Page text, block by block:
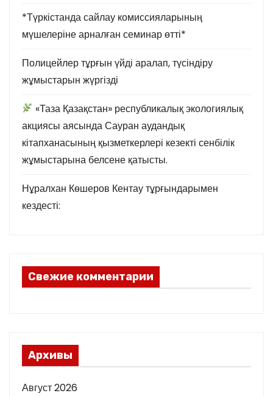
*Түркістанда сайлау комиссияларының
мүшелеріне арналған семинар өтті*
Полицейлер тұрғын үйді аралап, түсіндіру
жұмыстарын жүргізді
«Таза Қазақстан» республикалық экологиялық
акциясы аясында Сауран аудандық
кітапханасының қызметкерлері кезекті сенбілік
жұмыстарына белсене қатысты.
Нұралхан Көшеров Кентау тұрғындарымен
кездесті:
Свежие комментарии
Архивы
Август 2026